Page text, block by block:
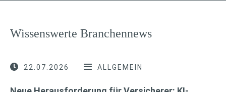
Wissenswerte Branchennews
22.07.2026 ALLGEMEIN